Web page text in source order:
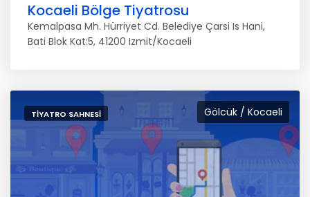
Kocaeli Bölge Tiyatrosu
Kemalpasa Mh. Hürriyet Cd. Belediye Çarsi Is Hani,
Bati Blok Kat:5, 41200 Izmit/Kocaeli
Gölcük / Kocaeli
TIYATRO SAHNESI